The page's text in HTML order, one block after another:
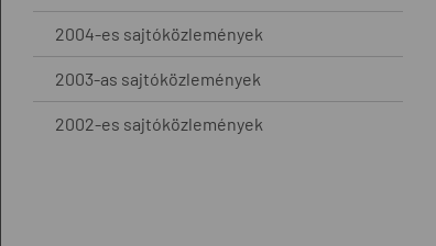
2004-es sajtóközlemények
2003-as sajtóközlemények
2002-es sajtóközlemények